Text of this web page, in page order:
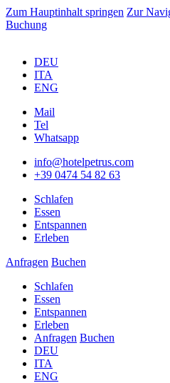
Zum Hauptinhalt springen Zur
Buchung
DEU
ITA
ENG
Mail
Tel
Whatsapp
info@hotelpetrus.com
+39 0474 54 82 63
Schlafen
Essen
Entspannen
Erleben
Anfragen Buchen
Schlafen
Essen
Entspannen
Erleben
Anfragen Buchen
DEU
ITA
ENG